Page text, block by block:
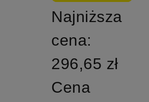
Najniższa
cena:
296,65 zł
Cena